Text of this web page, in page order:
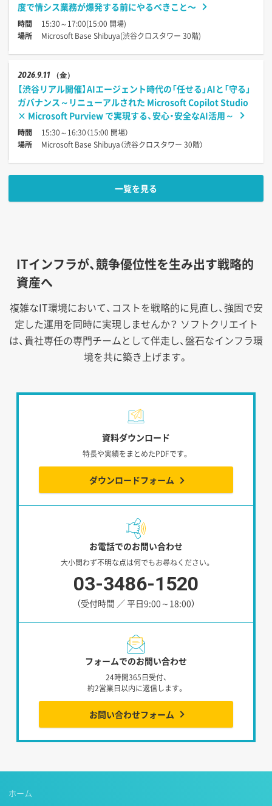
度で情シス業務が爆発する前にやるべきこと〜
時間
15:30～17:00(15:00 開場)
場所
Microsoft Base Shibuya(渋谷クロスタワー 30階)
20269.11 （金）
【渋谷リアル開催】AIエージェント時代の「任せる」AIと「守る」
ガバナンス～リニューアルされた Microsoft Copilot Studio
× Microsoft Purview で実現する、安心・安全なAI活用～
時間
15:30～16:30（15:00 開場）
場所
Microsoft Base Shibuya（渋谷クロスタワー 30階）
一覧を見る
ITインフラが、競争優位性を生み出す戦略的
資産へ
複雑なIT環境において、コストを戦略的に見直し、強固で安
定した運用を同時に実現しませんか？ ソフトクリエイト
は、貴社専任の専門チームとして伴走し、盤石なインフラ環
境を共に築き上げます。
資料ダウンロード
特長や実績をまとめたPDFです。
ダウンロードフォーム
お電話でのお問い合わせ
大小問わず不明な点は何でもお尋ねください。
03-3486-1520
（受付時間 ／ 平日9:00～18:00）
フォームでのお問い合わせ
24時間365日受付、
約2営業日以内に返信します。
お問い合わせフォーム
ホーム